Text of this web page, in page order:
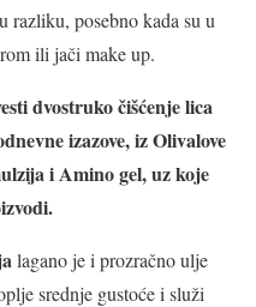
razliku, posebno kada su u
ili jači make up.
dvostruko čišćenje lica
izazove, iz Olivalove
i Amino gel, uz koje
lagano je i prozračno ulje
srednje gustoće i služi